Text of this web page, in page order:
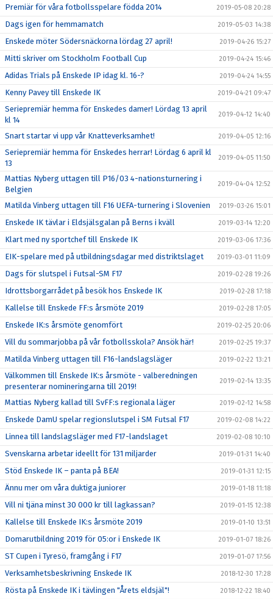
Premiär för våra fotbollsspelare födda 2014 2019-05-08 20:28
Dags igen för hemmamatch 2019-05-03 14:38
Enskede möter Södersnäckorna lördag 27 april! 2019-04-26 15:27
Mitti skriver om Stockholm Football Cup 2019-04-24 15:46
Adidas Trials på Enskede IP idag kl. 16-? 2019-04-24 14:55
Kenny Pavey till Enskede IK 2019-04-21 09:47
Seriepremiär hemma för Enskedes damer! Lördag 13 april
kl 14
2019-04-12 14:40
Snart startar vi upp vår Knatteverksamhet! 2019-04-05 12:16
Seriepremiär hemma för Enskedes herrar! Lördag 6 april kl
13
2019-04-05 11:50
Mattias Nyberg uttagen till P16/03 4-nationsturnering i
Belgien
2019-04-04 12:52
Matilda Vinberg uttagen till F16 UEFA-turnering i Slovenien 2019-03-26 15:01
Enskede IK tävlar i Eldsjälsgalan på Berns i kväll 2019-03-14 12:20
Klart med ny sportchef till Enskede IK 2019-03-06 17:36
EIK-spelare med på utbildningsdagar med distriktslaget 2019-03-01 11:09
Dags för slutspel i Futsal-SM F17 2019-02-28 19:26
Idrottsborgarrådet på besök hos Enskede IK 2019-02-28 17:18
Kallelse till Enskede FF:s årsmöte 2019 2019-02-28 17:05
Enskede IK:s årsmöte genomfört 2019-02-25 20:06
Vill du sommarjobba på vår fotbollsskola? Ansök här! 2019-02-25 19:37
Matilda Vinberg uttagen till F16-landslagsläger 2019-02-22 13:21
Välkommen till Enskede IK:s årsmöte - valberedningen
presenterar nomineringarna till 2019!
2019-02-14 13:35
Mattias Nyberg kallad till SvFF:s regionala läger 2019-02-12 14:58
Enskede DamU spelar regionslutspel i SM Futsal F17 2019-02-08 14:22
Linnea till landslagsläger med F17-landslaget 2019-02-08 10:10
Svenskarna arbetar ideellt för 131 miljarder 2019-01-31 14:40
Stöd Enskede IK – panta på BEA! 2019-01-31 12:15
Ännu mer om våra duktiga juniorer 2019-01-18 11:18
Vill ni tjäna minst 30 000 kr till lagkassan? 2019-01-15 12:38
Kallelse till Enskede IK:s årsmöte 2019 2019-01-10 13:51
Domarutbildning 2019 för 05:or i Enskede IK 2019-01-07 18:26
ST Cupen i Tyresö, framgång i F17 2019-01-07 17:56
Verksamhetsbeskrivning Enskede IK 2018-12-30 17:28
Rösta på Enskede IK i tävlingen "Årets eldsjäl"! 2018-12-22 18:40